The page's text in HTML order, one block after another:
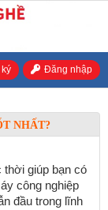
Đăng nhập
NHẤT?
thời giúp bạn có
công nghiệp
đầu trong lĩnh